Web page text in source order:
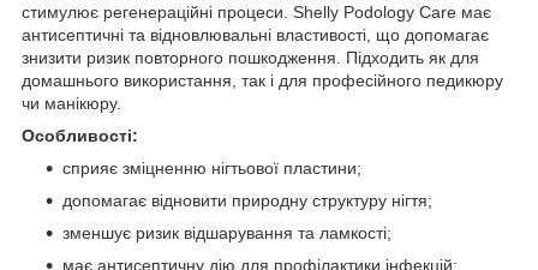
стимулює регенераційні процеси. Shelly Podology Care має
антисептичні та відновлювальні властивості, що допомагає
знизити ризик повторного пошкодження. Підходить як для
домашнього використання, так і для професійного педикюру
чи манікюру.
Особливості:
сприяє зміцненню нігтьової пластини;
допомагає відновити природну структуру нігтя;
зменшує ризик відшарування та ламкості;
має антисептичну дію для профілактики інфекцій;